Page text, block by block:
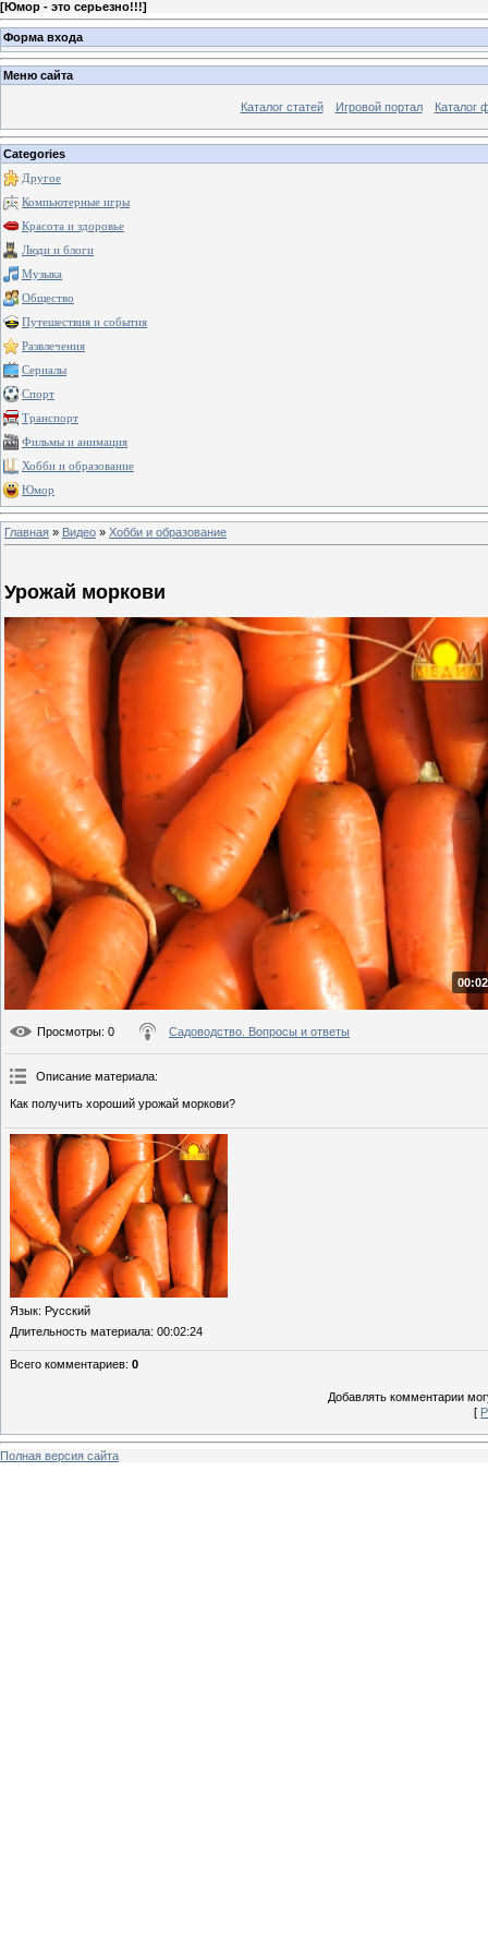
[Юмор - это серьезно!!!]
Форма входа
Меню сайта
Каталог статей Игровой портал Каталог
Categories
Другое
Компьютерные игры
Красота и здоровье
Люди и блоги
Музыка
Общество
Путешествия и события
Развлечения
Сериалы
Спорт
Транспорт
Фильмы и анимация
Хобби и образование
Юмор
Главная » Видео » Хобби и образование
Урожай моркови
Просмотры: 0 Садоводство. Вопросы и ответы
Описание материала:
Как получить хороший урожай моркови?
Язык: Русский
Длительность материала: 00:02:24
Всего комментариев: 0
Добавлять комментарии
[
Полная версия сайта